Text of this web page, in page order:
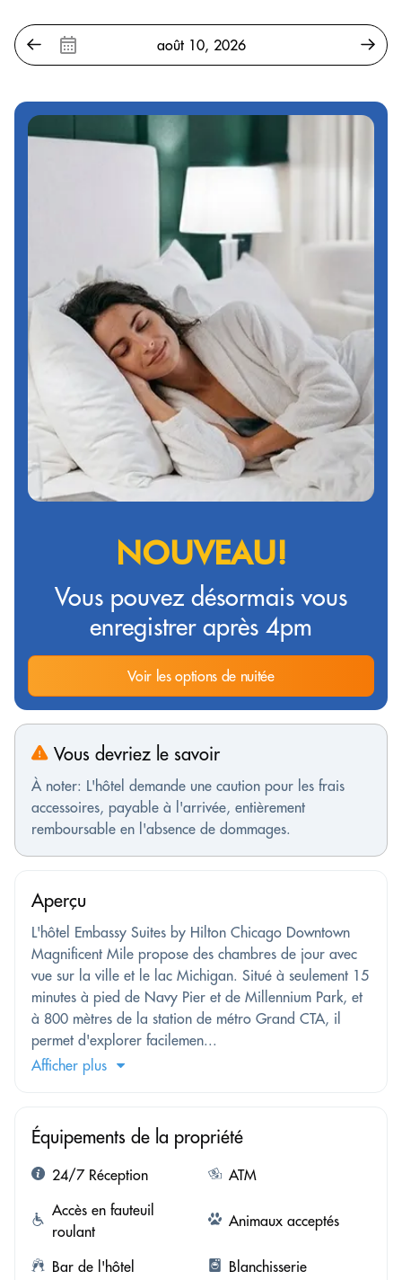
NOUVEAU!
Vous pouvez désormais vous
enregistrer après 4pm
Voir les options de nuitée
Vous devriez le savoir
À noter: L'hôtel demande une caution pour les frais
accessoires, payable à l'arrivée, entièrement
remboursable en l'absence de dommages.
Aperçu
L'hôtel Embassy Suites by Hilton Chicago Downtown
Magnificent Mile propose des chambres de jour avec
vue sur la ville et le lac Michigan. Situé à seulement 15
minutes à pied de Navy Pier et de Millennium Park, et
à 800 mètres de la station de métro Grand CTA, il
permet d'explorer facilemen...
Afficher plus
Équipements de la propriété
24/7 Réception
ATM
Accès en fauteuil
roulant
Animaux acceptés
Bar de l'hôtel Blanchisserie